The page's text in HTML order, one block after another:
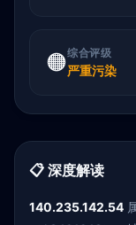
🟠综合评级
严重污染
📋 深度解读
140.235.142.54